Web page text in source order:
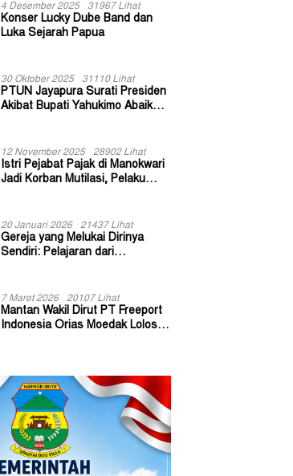
4 Desember 2025 31967 Lihat
Konser Lucky Dube Band dan
Luka Sejarah Papua
30 Oktober 2025 31110 Lihat
PTUN Jayapura Surati Presiden
Akibat Bupati Yahukimo Abaikan
12 November 2025 28902 Lihat
Istri Pejabat Pajak di Manokwari
Jadi Korban Mutilasi, Pelaku
20 Januari 2026 21437 Lihat
Gereja yang Melukai Dirinya
Sendiri: Pelajaran dari
7 Maret 2026 20107 Lihat
Mantan Wakil Dirut PT Freeport
Indonesia Orias Moedak Lolos